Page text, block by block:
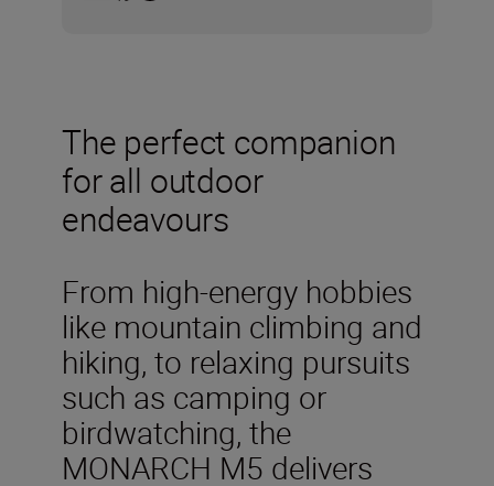
The perfect companion
for all outdoor
endeavours
From high-energy hobbies
like mountain climbing and
hiking, to relaxing pursuits
such as camping or
birdwatching, the
MONARCH M5 delivers